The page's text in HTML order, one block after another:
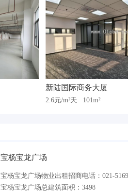
新陆国际商务大厦
2.6元/m²天 101m²
宝杨宝龙广场
宝杨宝龙广场物业出租招商电话：021-
宝杨宝龙广场总建筑面积：3498